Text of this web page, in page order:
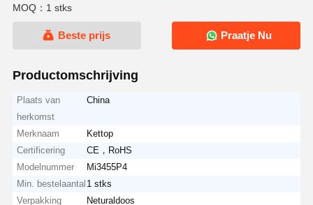
MOQ：1 stks
Beste prijs Praatje Nu
Productomschrijving
Plaats van
herkomst
China
Merknaam
Kettop
Certificering
CE，RoHS
Modelnummer
Mi3455P4
Min. bestelaantal 1 stks
Verpakking
Neturaldoos